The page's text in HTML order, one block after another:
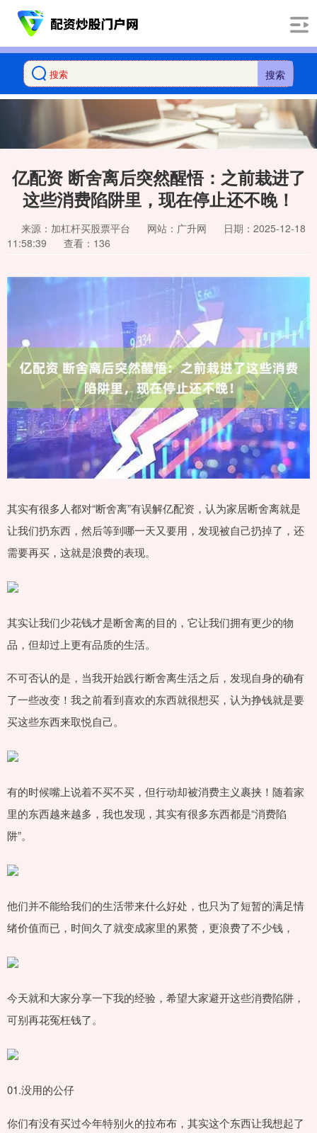
搜索
亿配资 断舍离后突然醒悟：之前栽进了
这些消费陷阱里，现在停止还不晚！
来源：加杠杆买股票平台 网站：广升网
日期：2025-12-18
11:58:39
查看：136
其实有很多人都对“断舍离”有误解亿配资，认为家居断舍离就是
让我们扔东西，然后等到哪一天又要用，发现被自己扔掉了，还
需要再买，这就是浪费的表现。
其实让我们少花钱才是断舍离的目的，它让我们拥有更少的物
品，但却过上更有品质的生活。
不可否认的是，当我开始践行断舍离生活之后，发现自身的确有
了一些改变！我之前看到喜欢的东西就很想买，认为挣钱就是要
买这些东西来取悦自己。
有的时候嘴上说着不买不买，但行动却被消费主义裹挟！随着家
里的东西越来越多，我也发现，其实有很多东西都是“消费陷
阱”。
他们并不能给我们的生活带来什么好处，也只为了短暂的满足情
绪价值而已，时间久了就变成家里的累赘，更浪费了不少钱，
今天就和大家分享一下我的经验，希望大家避开这些消费陷阱，
可别再花冤枉钱了。
01.没用的公仔
你们有没有买过今年特别火的拉布布，其实这个东西让我想起了